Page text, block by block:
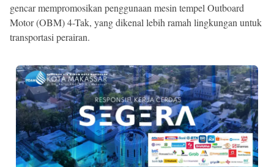
gencar mempromosikan penggunaan mesin tempel Outboard
Motor (OBM) 4-Tak, yang dikenal lebih ramah lingkungan untuk
transportasi perairan.